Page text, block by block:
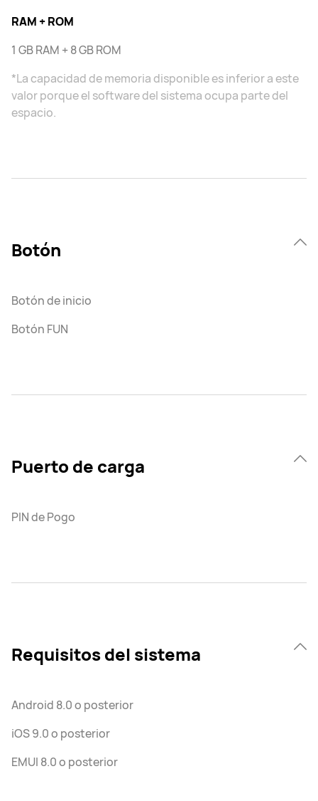
RAM + ROM
1 GB RAM + 8 GB ROM
*La capacidad de memoria disponible es inferior a este
valor porque el software del sistema ocupa parte del
espacio.
Botón
Botón de inicio
Botón FUN
Puerto de carga
PIN de Pogo
Requisitos del sistema
Android 8.0 o posterior
iOS 9.0 o posterior
EMUI 8.0 o posterior